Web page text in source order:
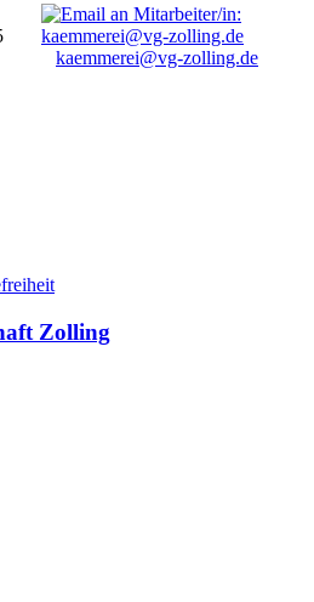
kaemmerei@vg-zolling.de
Zolling